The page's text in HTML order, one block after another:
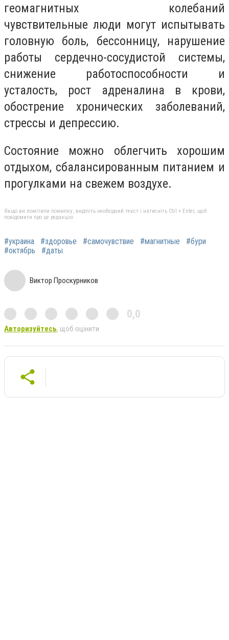
геомагнитных колебаний
чувствительные люди могут испытывать
головную боль, бессонницу, нарушение
работы сердечно-сосудистой системы,
снижение работоспособности и
усталость, рост адреналина в крови,
обострение хронических заболеваний,
стрессы и депрессию.
Состояние можно облегчить хорошим
отдыхом, сбалансированным питанием и
прогулками на свежем воздухе.
Якщо ви помітили помилку, виділіть необхідний текст і натисніть Ctrl + Enter, щоб
повідомити про це редакцію
#украина #здоровье #самочувствие #магнитные
#бури
#октябрь
#даты
Виктор Проскурников
0,0
Авторизуйтесь, щоб оцінити